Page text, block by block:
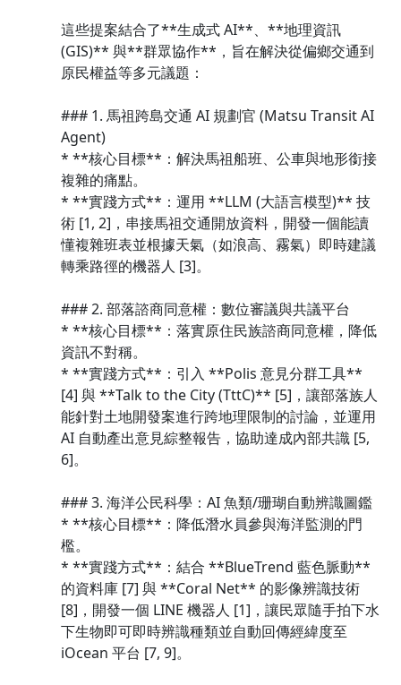
這些提案結合了**生成式 AI**、**地理資訊
(GIS)** 與**群眾協作**，旨在解決從偏鄉交通到
原民權益等多元議題：
### 1. 馬祖跨島交通 AI 規劃官 (Matsu Transit AI
Agent)
* **核心目標**：解決馬祖船班、公車與地形銜接
複雜的痛點。
* **實踐方式**：運用 **LLM (大語言模型)** 技
術 [1, 2]，串接馬祖交通開放資料，開發一個能讀
懂複雜班表並根據天氣（如浪高、霧氣）即時建議
轉乘路徑的機器人 [3]。
### 2. 部落諮商同意權：數位審議與共議平台
* **核心目標**：落實原住民族諮商同意權，降低
資訊不對稱。
* **實踐方式**：引入 **Polis 意見分群工具**
[4] 與 **Talk to the City (TttC)** [5]，讓部落族人
能針對土地開發案進行跨地理限制的討論，並運用
AI 自動產出意見綜整報告，協助達成內部共識 [5,
6]。
### 3. 海洋公民科學：AI 魚類/珊瑚自動辨識圖鑑
* **核心目標**：降低潛水員參與海洋監測的門
檻。
* **實踐方式**：結合 **BlueTrend 藍色脈動**
的資料庫 [7] 與 **Coral Net** 的影像辨識技術
[8]，開發一個 LINE 機器人 [1]，讓民眾隨手拍下水
下生物即可即時辨識種類並自動回傳經緯度至
iOcean 平台 [7, 9]。